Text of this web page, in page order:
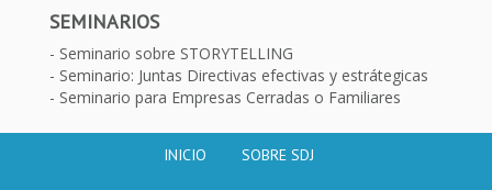
SEMINARIOS
Seminario sobre STORYTELLING
Seminario: Juntas Directivas efectivas y estrátegicas
Seminario para Empresas Cerradas o Familiares
INICIO SOBRE SDJ